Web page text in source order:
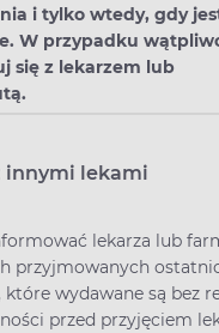
i tylko wtedy, gdy
W przypadku
się z lekarzem lub
innymi lekami
lekarza lub
przyjmowanych
wydawane są bez
przed przyjęciem